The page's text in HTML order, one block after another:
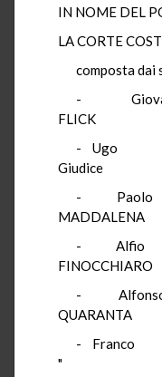
IN NOME DEL
LA CORTE
composta dai
-
FLICK
- Ugo
Giudice
-
-
-
-
"